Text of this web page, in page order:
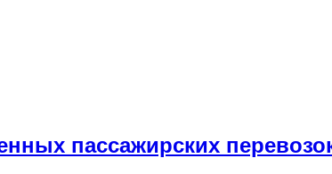
пассажирских